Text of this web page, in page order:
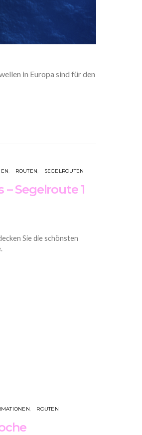
in Europa sind für den
ROUTEN SEGELROUTEN
Segelroute 1
Sie die schönsten
ROUTEN